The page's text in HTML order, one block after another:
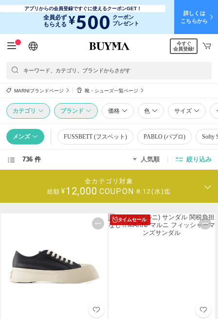
アプリからの会員登録ですぐに使えるクーポンGET！
全員必ず
もらえる ¥500 クーポン
プレゼント
詳しくは
こちらから
日本語
English
简体中文
繁體中文
今すぐ
会員登録!
MARNIブランドページ 靴・シューズ一覧ページ
カテゴリ ブランド 価格 色 サイズ
メンズ FUSSBETT (フスベット) PABLO (パブロ) Softy
736 件 人気順 絞り込み
全カテゴリ対象
総額 ¥12,000 COUPON 8.12(水)迄
タイムセール